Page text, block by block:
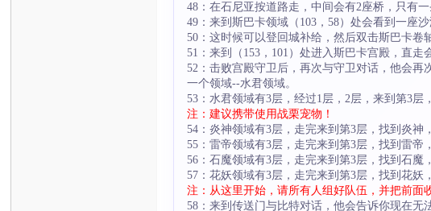
48：在石尼亚按道路走，中间会有2座桥，只有
49：来到斯巴卡领域（103，58）处会看到一座
50：这时候可以登回城补给，然后双击斯巴卡卷
51：来到（153，101）处进入斯巴卡宫殿，直
52：击败宫殿守卫后，再次与守卫对话，他会
一个领域--水君领域。
53：水君领域有3层，经过1层，2层，来到第3
注：建议携带使用战栗宠物！
54：炎神领域有3层，走完来到第3层，找到炎神
55：雷帝领域有3层，走完来到第3层，找到雷帝
56：石魔领域有3层，走完来到第3层，找到石魔
57：花妖领域有3层，走完来到第3层，找到花妖
注：从这里开始，请所有人组好队伍，并把前面
58：来到传送门与比特对话，他会告诉你现在